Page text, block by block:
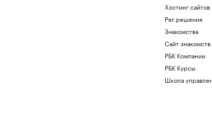
Хостинг сайтов
Рег.решения
Знакомства
Сайт
РБК Компании
РБК Курсы
Школа